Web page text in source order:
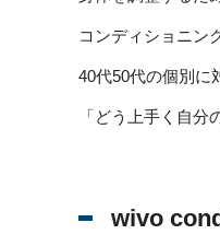
コンディショニン
40代50代の個別に
「どう上手く自分
wivo